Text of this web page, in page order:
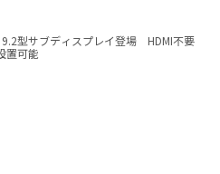
9.2型サブディスプレイ登場 HDMI不要
置可能